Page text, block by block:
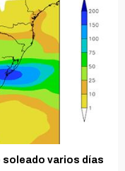
soleado varios días